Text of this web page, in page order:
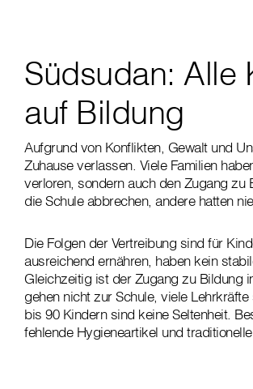
Südsudan: Alle
auf Bildung
Aufgrund von Konflikten, Gewalt und
Zuhause verlassen. Viele Familien
verloren, sondern auch den Zugang
die Schule abbrechen, andere hatten
Die Folgen der Vertreibung sind für
ausreichend ernähren, haben kein
Gleichzeitig ist der Zugang zu Bildung
gehen nicht zur Schule, viele
bis 90 Kindern sind keine Seltenheit.
fehlende Hygieneartikel und